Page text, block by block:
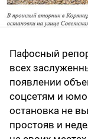
Пафосный
всех
появлении
соцсетям и
остановка не
простояв и